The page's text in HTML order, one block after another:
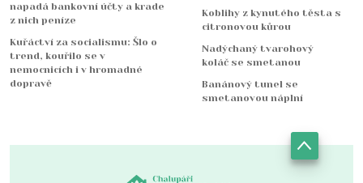
napadá bankovní účty a krade
z nich peníze
Kuřáctví za socialismu: Šlo o
trend, kouřilo se v
nemocnicích i v hromadné
dopravě
Koblihy z kynutého těsta s
citronovou kůrou
Nadýchaný tvarohový
koláč se smetanou
Banánový tunel se
smetanovou náplní